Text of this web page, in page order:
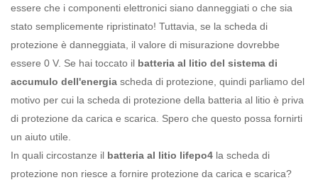
essere che i componenti elettronici siano danneggiati o che sia
stato semplicemente ripristinato! Tuttavia, se la scheda di
protezione è danneggiata, il valore di misurazione dovrebbe
essere 0 V. Se hai toccato il batteria al litio del sistema di
accumulo dell'energia scheda di protezione, quindi parliamo del
motivo per cui la scheda di protezione della batteria al litio è priva
di protezione da carica e scarica. Spero che questo possa fornirti
un aiuto utile.
In quali circostanze il batteria al litio lifepo4 la scheda di
protezione non riesce a fornire protezione da carica e scarica?